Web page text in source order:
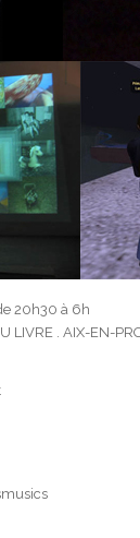
20h30 à 6h
LIVRE . AIX-EN-